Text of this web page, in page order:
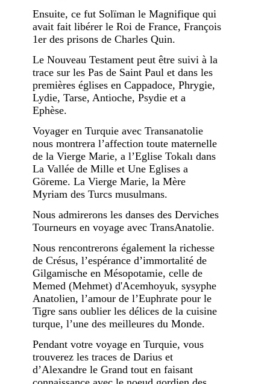
Ensuite, ce fut Solïman le Magnifique qui
avait fait libérer le Roi de France, François
1er des prisons de Charles Quin.
Le Nouveau Testament peut être suivi à la
trace sur les Pas de Saint Paul et dans les
premières églises en Cappadoce, Phrygie,
Lydie, Tarse, Antioche, Psydie et a
Ephèse.
Voyager en Turquie avec Transanatolie
nous montrera l’affection toute maternelle
de la Vierge Marie, a l’Eglise Tokalı dans
La Vallée de Mille et Une Eglises a
Göreme. La Vierge Marie, la Mère
Myriam des Turcs musulmans.
Nous admirerons les danses des Derviches
Tourneurs en voyage avec TransAnatolie.
Nous rencontrerons également la richesse
de Crésus, l’espérance d’immortalité de
Gilgamische en Mésopotamie, celle de
Memed (Mehmet) d'Acemhoyuk, sysyphe
Anatolien, l’amour de l’Euphrate pour le
Tigre sans oublier les délices de la cuisine
turque, l’une des meilleures du Monde.
Pendant votre voyage en Turquie, vous
trouverez les traces de Darius et
d’Alexandre le Grand tout en faisant